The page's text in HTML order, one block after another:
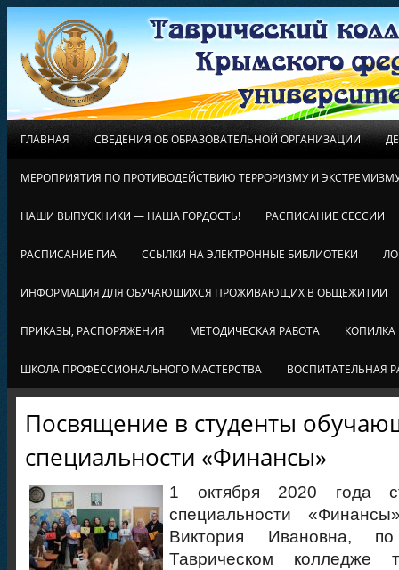
ГЛАВНАЯ СВЕДЕНИЯ ОБ ОБРАЗОВАТЕЛЬНОЙ ОРГАНИЗАЦИИ
МЕРОПРИЯТИЯ ПО ПРОТИВОДЕЙСТВИЮ ТЕРРОРИЗМУ И
НАШИ ВЫПУСКНИКИ — НАША ГОРДОСТЬ! РАСПИСАНИЕ СЕССИИ
РАСПИСАНИЕ ГИА ССЫЛКИ НА ЭЛЕКТРОННЫЕ БИБЛИОТЕКИ
ИНФОРМАЦИЯ ДЛЯ ОБУЧАЮЩИХСЯ ПРОЖИВАЮЩИХ В ОБЩЕЖИТИИ
ПРИКАЗЫ, РАСПОРЯЖЕНИЯ МЕТОДИЧЕСКАЯ РАБОТА КОПИЛКА
ШКОЛА ПРОФЕССИОНАЛЬНОГО МАСТЕРСТВА ВОСПИТАТЕЛЬНАЯ
Посвящение в студенты
специальности «Финансы»
1 октября 2020 года
специальности
Виктория Ивановна,
Таврическом колледже